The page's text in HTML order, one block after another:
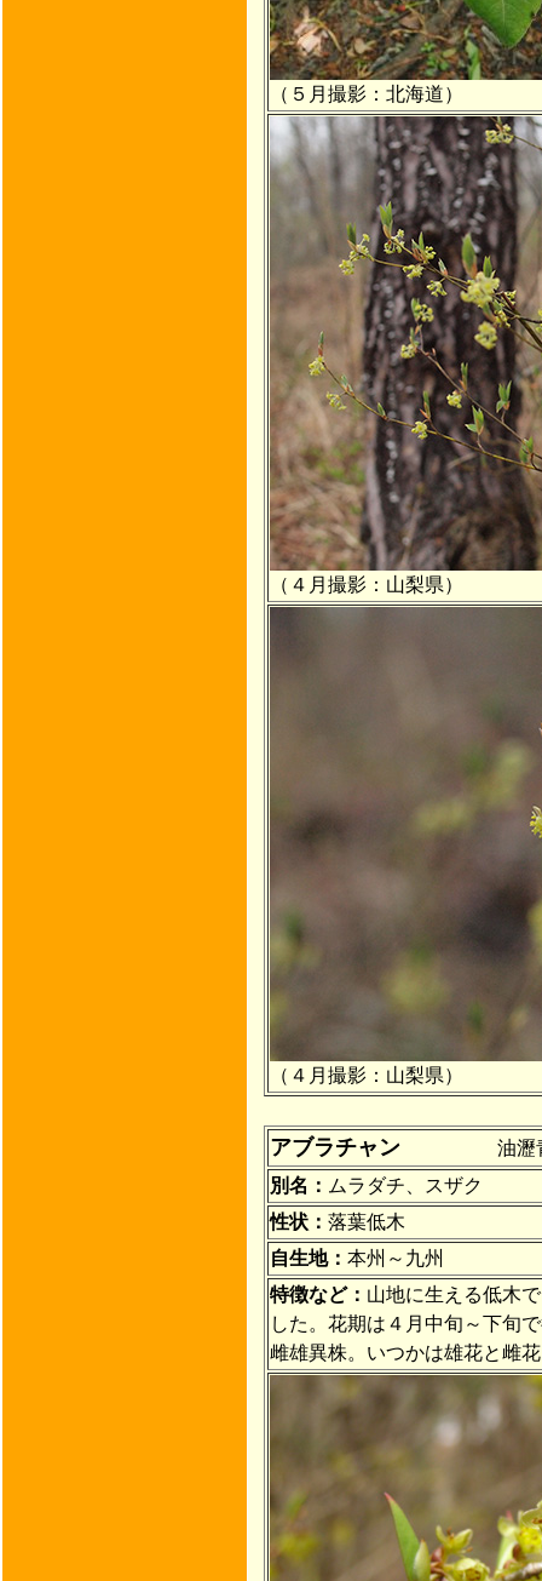
（５月撮影：北海道）
（４月撮影：山梨県）
（４月撮影：山梨県）
アブラチャン 油瀝青 ク
別名： ムラダチ、スザク
性状： 落葉低木
自生地： 本州～九州
特徴など： 山地に生える低木
した。花期は４月中旬～下旬
雌雄異株。いつかは雄花と雌